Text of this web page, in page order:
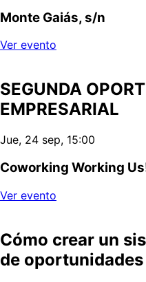
Monte Gaiás, s/n
Ver evento
SEGUNDA
EMPRESARIAL
Jue, 24 sep, 15:00
Coworking Working
Ver evento
Cómo crear un
de oportunidades